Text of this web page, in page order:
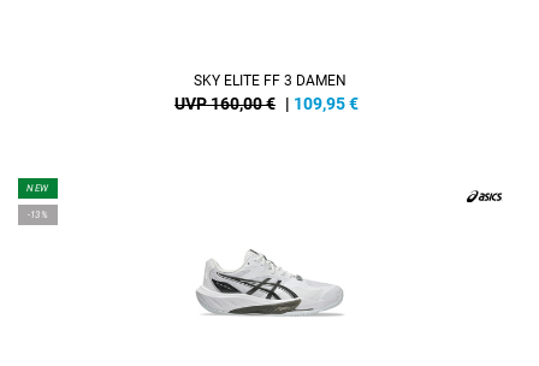
SKY ELITE FF 3 DAMEN
UVP 160,00 € | 109,95€
NEW
-13%